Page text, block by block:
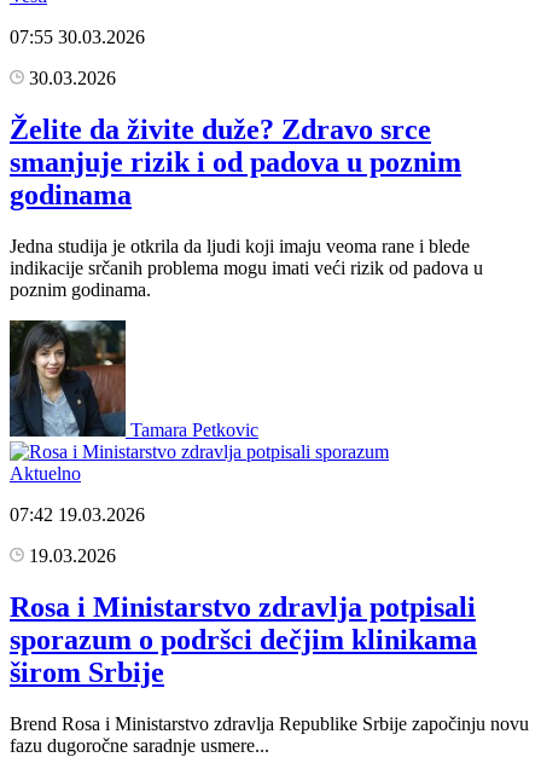
07:55 30.03.2026
30.03.2026
Želite da živite duže? Zdravo srce
smanjuje rizik i od padova u poznim
godinama
Jedna studija je otkrila da ljudi koji imaju veoma rane i blede
indikacije srčanih problema mogu imati veći rizik od padova u
poznim godinama.
Tamara Petkovic
Aktuelno
07:42 19.03.2026
19.03.2026
Rosa i Ministarstvo zdravlja potpisali
sporazum o podršci dečjim klinikama
širom Srbije
Brend Rosa i Ministarstvo zdravlja Republike Srbije započinju novu
fazu dugoročne saradnje usmere...